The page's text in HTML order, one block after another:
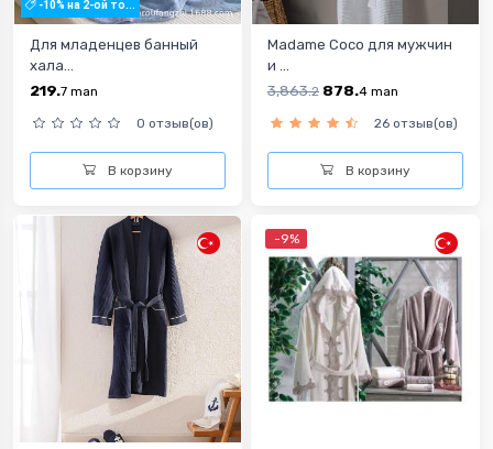
-10% на 2-ой то...
Для младенцев банный
хала...
219.7 man
0 отзыв(ов)
В корзину
Madame Coco для мужчин
и ...
3,863.2 878.4 man
26 отзыв(ов)
В корзину
-9%